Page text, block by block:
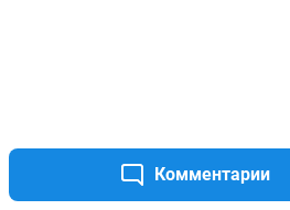
Комментарии